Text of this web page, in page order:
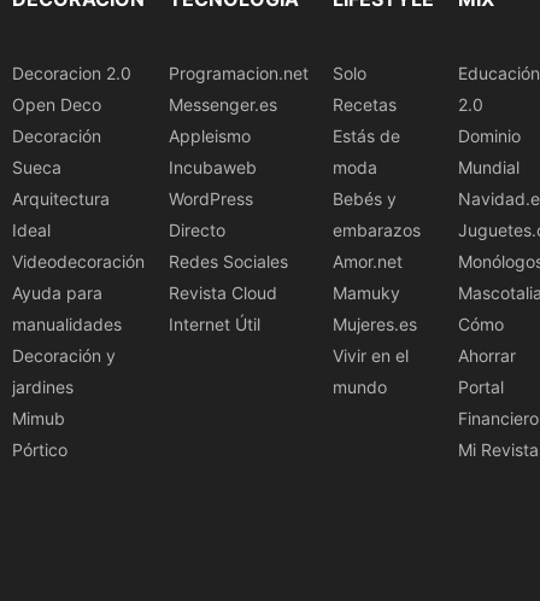
Decoracion 2.0
Open Deco
Decoración
Sueca
Arquitectura
Ideal
Videodecoración
Ayuda para
manualidades
Decoración y
jardines
Mimub
Pórtico
Programacion.net
Messenger.es
Appleismo
Incubaweb
WordPress
Directo
Redes Sociales
Revista Cloud
Internet Útil
Solo
Recetas
Estás de
moda
Bebés y
embarazos
Amor.net
Mamuky
Mujeres.es
Vivir en el
mundo
Educación
2.0
Dominio
Mundial
Cómo
Ahorrar
Portal
Financiero
Mi Revista